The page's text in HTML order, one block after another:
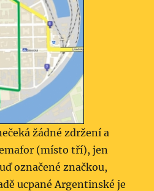
žádné zdržení a
(místo tří), jen
označené značkou,
ucpané Argentinské je